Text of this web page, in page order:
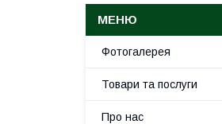
Фотогалерея
Товари та послуги
Про нас